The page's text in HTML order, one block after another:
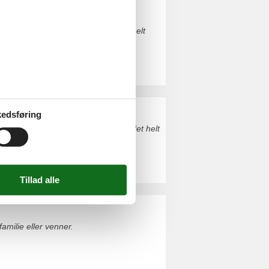
pool. Du finder nemt finde det helt
Du kan uden videre finde det helt
eller venner.